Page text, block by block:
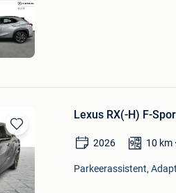
Bewaren
in
Mijn
Favorieten
Lexus RX(-H) F-
2026 10 km
Parkeerassistent,